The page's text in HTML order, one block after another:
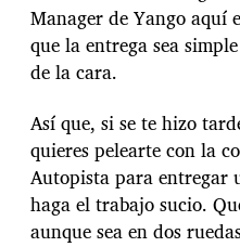
c
a
o
)
Manager de Yango aquí
que la entrega sea
de la cara.
Así que, si se te hizo
quieres pelearte con la
Autopista para entregar
haga el trabajo sucio.
aunque sea en dos